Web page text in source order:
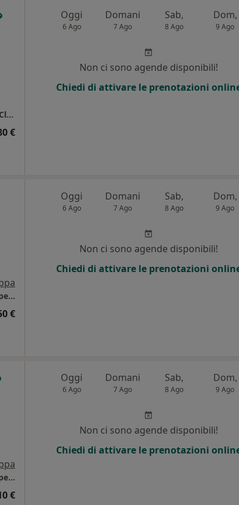
Studio Dott. Amodeo Gaspare | Aurea Longevity Clinic
€
Oggi
6 Ago
Domani
7 Ago
Sab,
8 Ago
Dom,
9 Ago
Non ci sono agende disponibili!
Chiedi di attivare le prenotazioni
Centro Salus Palermo - Poliambulatorio Medico Specialistico
€
Oggi
6 Ago
Domani
7 Ago
Sab,
8 Ago
Dom,
9 Ago
Non ci sono agende disponibili!
Chiedi di attivare le prenotazioni
Centro Salus Palermo - Poliambulatorio Medico Specialistico
€
Oggi
6 Ago
Domani
7 Ago
Sab,
8 Ago
Dom,
9 Ago
Non ci sono agende disponibili!
Chiedi di attivare le prenotazioni